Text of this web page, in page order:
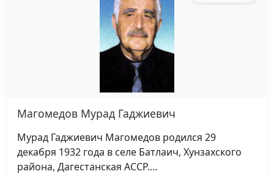
Магомедов Мурад Гаджиевич
Мурад Гаджиевич Магомедов родился 29
декабря 1932 года в селе Батлаич, Хунзахского
района, Дагестанская АССР.…